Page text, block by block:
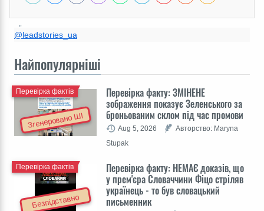
@leadstories_ua
Найпопулярніші
Згенеровано ШІ
Перевірка факту: ЗМІНЕНЕ
зображення показує Зеленського за
броньованим склом під час промови
Перевірка фактів
Aug 5, 2026
Авторство: Maryna
Stupak
Безпідставно
Перевірка факту: НЕМАЄ доказів, що
у прем'єра Словаччини Фіцо стріляв
українець - то був словацький
письменник
Перевірка фактів